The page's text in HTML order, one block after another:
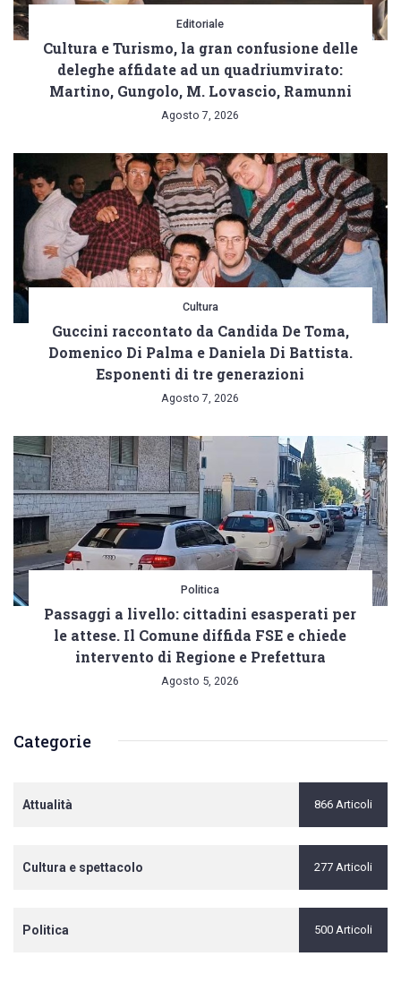
Editoriale
Cultura e Turismo, la gran confusione delle
deleghe affidate ad un quadriumvirato:
Martino, Gungolo, M. Lovascio, Ramunni
Agosto 7, 2026
Cultura
Guccini raccontato da Candida De Toma,
Domenico Di Palma e Daniela Di Battista.
Esponenti di tre generazioni
Agosto 7, 2026
Politica
Passaggi a livello: cittadini esasperati per
le attese. Il Comune diffida FSE e chiede
intervento di Regione e Prefettura
Agosto 5, 2026
Categorie
Attualità 866 Articoli
Cultura e spettacolo 277 Articoli
Politica 500 Articoli